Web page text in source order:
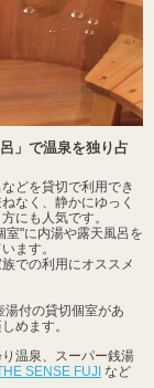
」で温泉を独り占
どを貸切で利用でき
なく、静かにゆっく
にも人気です。
室"に内湯や露天風呂を
ます。
での利用にオススメ
湯付の貸切個室があ
めます。
温泉、スーパー銭湯
SENSE FUJI など